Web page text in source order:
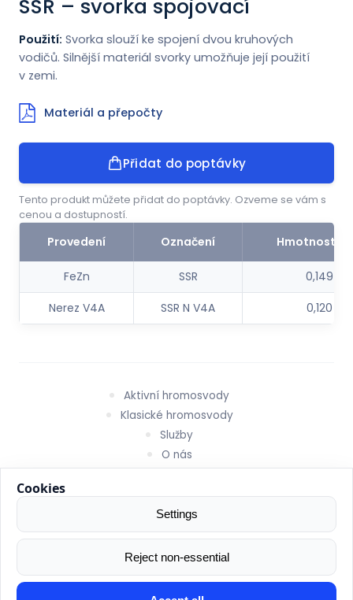
ENGLISH
SSR – svorka spojovací
Použití: Svorka slouží ke spojení dvou kruhových
vodičů. Silnější materiál svorky umožňuje její použití
v zemi.
Materiál a přepočty
Přidat do poptávky
Tento produkt můžete přidat do poptávky. Ozveme se vám s
cenou a dostupností.
Provedení Označení Hmotnost
FeZn SSR
0,149
Nerez V4A
SSR N V4A 0,120
Aktivní hromosvody
Klasické hromosvody
Služby
O nás
Obchodní podmínky
Zásady ochrany osobních údajů
© 2026 INDELEC CZ – Všechna práva vyhrazena.